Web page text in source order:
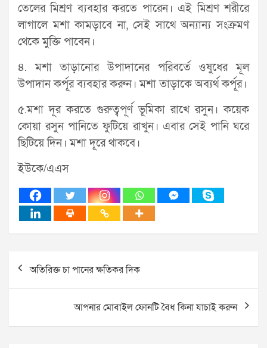
তেলের মিশ্রণ ব্যবহার করতে পারেন। এই মিশ্রণ শরীরে
লাগালে মশা কামড়াবে না, সেই সাথে অন্যান্য সংক্রমণ
থেকে মুক্তি পাবেন।
৪. মশা তাড়ানোর উপাদানের পরিবর্তে ওষুধের মূল
উপাদান কর্পূর ব্যবহার করুন। মশা তাড়াকে অব্যর্থ কর্পূর।
৫.মশা দূর করতে ‍গুরুত্বপূর্ণ ভূমিকা রাখে রসুন। কয়েক
কোয়া রসুন পানিতে ফুটিয়ে রাখুন। এবার সেই পানি ঘরে
ছিটিয়ে দিন। মশা দূরে থাকবে।
ইউকে/এএস
Post
navigation
অতিরিক্ত চা পানের ক্ষতিকর দিক
আপনার মোবাইল ফোনটি বৈধ কিনা যাচাই করুন